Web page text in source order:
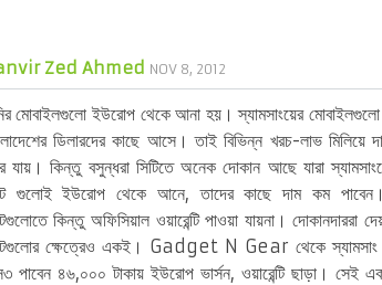
Zed Ahmed NOV 8, 2012
মোবাইলগুলো ইউরোপ থেকে আনা হয়। স্যামসাংয়ের মোবাইলগুলো
ডিলারদের কাছে আসে। তাই বিভিন্ন খরচ-লাভ মিলিয়ে
যায়। কিন্তু বসুন্ধরা সিটিতে অনেক দোকান আছে যারা
গুলোই ইউরোপ থেকে আনে, তাদের কাছে দাম কম
কিন্তু অফিসিয়াল ওয়ারেন্টি পাওয়া যায়না। দোকানদাররা
ক্ষেত্রেও একই। Gadget N Gear থেকে স্যামসাং
পাবেন ৪৬,০০০ টাকায় ইউরোপ ভার্সন, ওয়ারেন্টি ছাড়া। সেই